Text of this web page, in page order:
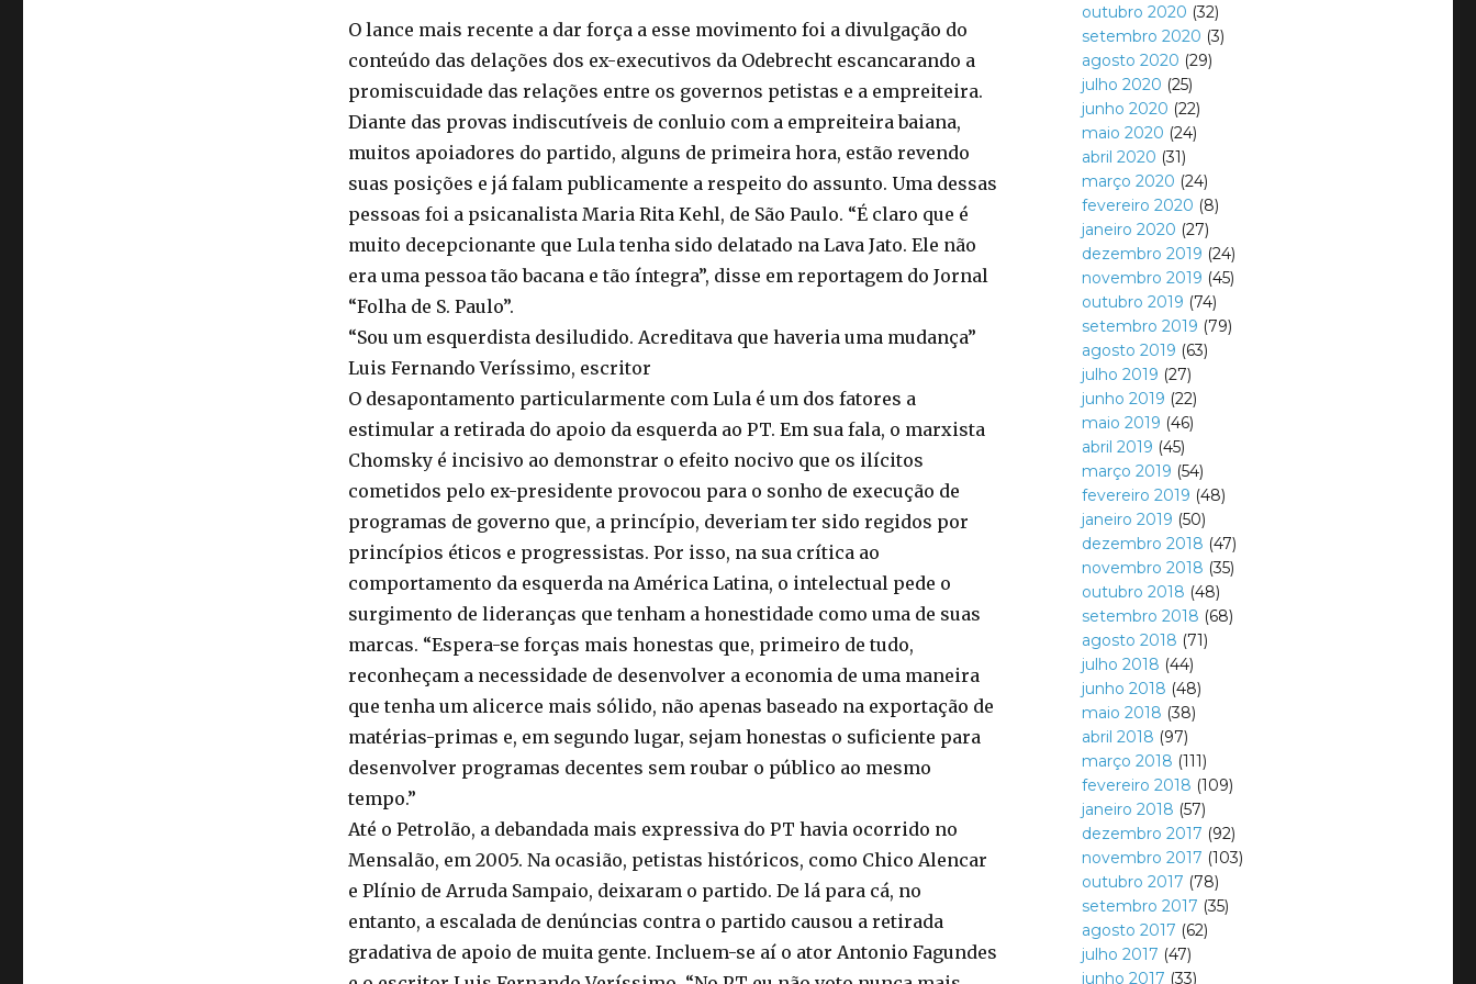
O lance mais recente a dar força a esse movimento foi a divulgação do
conteúdo das delações dos ex-executivos da Odebrecht escancarando a
promiscuidade das relações entre os governos petistas e a empreiteira.
Diante das provas indiscutíveis de conluio com a empreiteira baiana,
muitos apoiadores do partido, alguns de primeira hora, estão revendo
suas posições e já falam publicamente a respeito do assunto. Uma dessas
pessoas foi a psicanalista Maria Rita Kehl, de São Paulo. “É claro que é
muito decepcionante que Lula tenha sido delatado na Lava Jato. Ele não
era uma pessoa tão bacana e tão íntegra”, disse em reportagem do Jornal
“Folha de S. Paulo”.
“Sou um esquerdista desiludido. Acreditava que haveria uma mudança”
Luis Fernando Veríssimo, escritor
O desapontamento particularmente com Lula é um dos fatores a
estimular a retirada do apoio da esquerda ao PT. Em sua fala, o marxista
Chomsky é incisivo ao demonstrar o efeito nocivo que os ilícitos
cometidos pelo ex-presidente provocou para o sonho de execução de
programas de governo que, a princípio, deveriam ter sido regidos por
princípios éticos e progressistas. Por isso, na sua crítica ao
comportamento da esquerda na América Latina, o intelectual pede o
surgimento de lideranças que tenham a honestidade como uma de suas
marcas. “Espera-se forças mais honestas que, primeiro de tudo,
reconheçam a necessidade de desenvolver a economia de uma maneira
que tenha um alicerce mais sólido, não apenas baseado na exportação de
matérias-primas e, em segundo lugar, sejam honestas o suficiente para
desenvolver programas decentes sem roubar o público ao mesmo
tempo.”
Até o Petrolão, a debandada mais expressiva do PT havia ocorrido no
Mensalão, em 2005. Na ocasião, petistas históricos, como Chico Alencar
e Plínio de Arruda Sampaio, deixaram o partido. De lá para cá, no
entanto, a escalada de denúncias contra o partido causou a retirada
gradativa de apoio de muita gente. Incluem-se aí o ator Antonio Fagundes
outubro 2020 (32)
setembro 2020 (3)
agosto 2020 (29)
julho 2020 (25)
junho 2020 (22)
maio 2020 (24)
abril 2020 (31)
março 2020 (24)
fevereiro 2020 (8)
janeiro 2020 (27)
dezembro 2019 (24)
novembro 2019 (45)
outubro 2019 (74)
setembro 2019 (79)
agosto 2019 (63)
julho 2019 (27)
junho 2019 (22)
maio 2019 (46)
abril 2019 (45)
março 2019 (54)
fevereiro 2019 (48)
janeiro 2019 (50)
dezembro 2018 (47)
novembro 2018 (35)
outubro 2018 (48)
setembro 2018 (68)
agosto 2018 (71)
julho 2018 (44)
junho 2018 (48)
maio 2018 (38)
abril 2018 (97)
março 2018 (111)
fevereiro 2018 (109)
janeiro 2018 (57)
dezembro 2017 (92)
novembro 2017 (103)
outubro 2017 (78)
setembro 2017 (35)
agosto 2017 (62)
julho 2017 (47)
junho 2017 (33)